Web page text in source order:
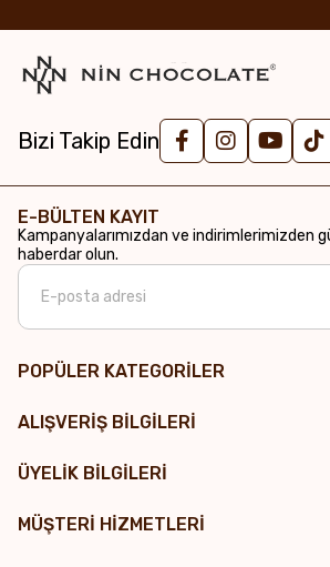
Bizi Takip Edin
POPÜLER KATEGORİLER
ALIŞVERİŞ BİLGİLERİ
ÜYELİK BİLGİLERİ
MÜŞTERİ HİZMETLERİ
E-BÜLTEN KAYIT
Kampanyalarımızdan ve indirimlerimizden
haberdar olun.